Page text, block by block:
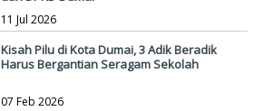
11 Jul 2026
Kisah Pilu di Kota Dumai, 3 Adik Beradik
Harus Bergantian Seragam Sekolah
07 Feb 2026